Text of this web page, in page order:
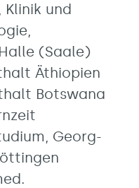
Klinik und
(Saale)
Äthiopien
Botswana
Georg-